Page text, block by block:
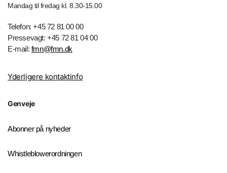
Mandag til fredag kl. 8.30-15.00
Telefon: +45 72 81 00 00
Pressevagt: +45 72 81 04 00
E-mail: fmn@fmn.dk
Yderligere kontaktinfo
Genveje
Abonner på nyheder
Whistleblowerordningen